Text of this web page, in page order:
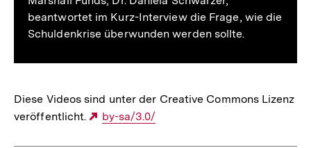
beantwortet im Kurz-Interview die Frage, wie die
Schuldenkrise überwunden werden sollte.
Diese Videos sind unter der Creative Commons Lizenz
veröffentlicht.
Externer
by-sa/3.0/